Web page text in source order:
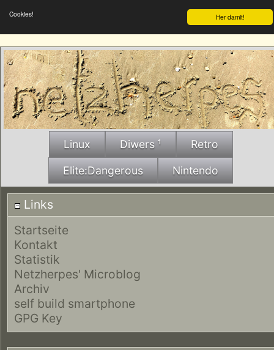
Her damit!
Cookies!
Linux Diwers ¹ Retro
Elite:Dangerous Nintendo
Links
Startseite
Kontakt
Statistik
Netzherpes' Microblog
Archiv
self build smartphone
GPG Key